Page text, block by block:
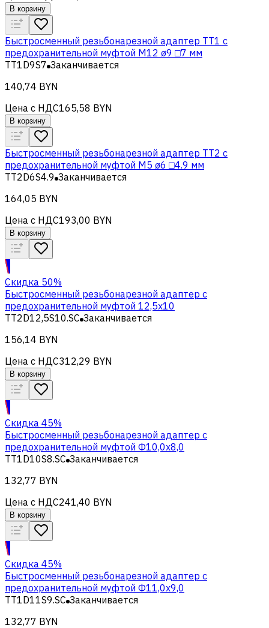
В корзину
Быстросменный резьбонарезной адаптер TT1 с
предохранительной муфтой M12 ø9 □7 мм
TT1D9S7 Заканчивается
140,74 BYN
Цена с НДС165,58 BYN
В корзину
Быстросменный резьбонарезной адаптер TT2 с
предохранительной муфтой M5 ø6 □4.9 мм
TT2D6S4.9 Заканчивается
164,05 BYN
Цена с НДС193,00 BYN
В корзину
Скидка 50%
Быстросменный резьбонарезной адаптер с
предохранительной муфтой 12,5х10
TT2D12,5S10.SC Заканчивается
156,14 BYN
Цена с НДС312,29 BYN
В корзину
Скидка 45%
Быстросменный резьбонарезной адаптер с
предохранительной муфтой Ф10,0х8,0
TT1D10S8.SC Заканчивается
132,77 BYN
Цена с НДС241,40 BYN
В корзину
Скидка 45%
Быстросменный резьбонарезной адаптер с
предохранительной муфтой Ф11,0х9,0
TT1D11S9.SC Заканчивается
132,77 BYN